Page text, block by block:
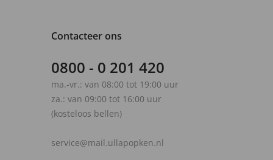
Contacteer ons
0800 - 0 201 420
ma.-vr.: van 08:00 tot 19:00 uur
za.: van 09:00 tot 16:00 uur
(kosteloos bellen)
service@mail.ullapopken.nl